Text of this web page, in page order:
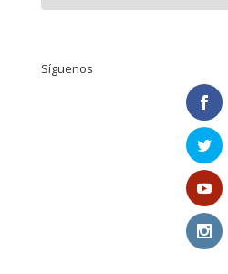
Síguenos